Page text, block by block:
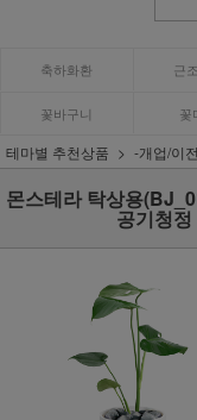
축하화환 근
꽃바구니 꽃
테마별 추천상품 -개업/이전
몬스테라 탁상용
공기청